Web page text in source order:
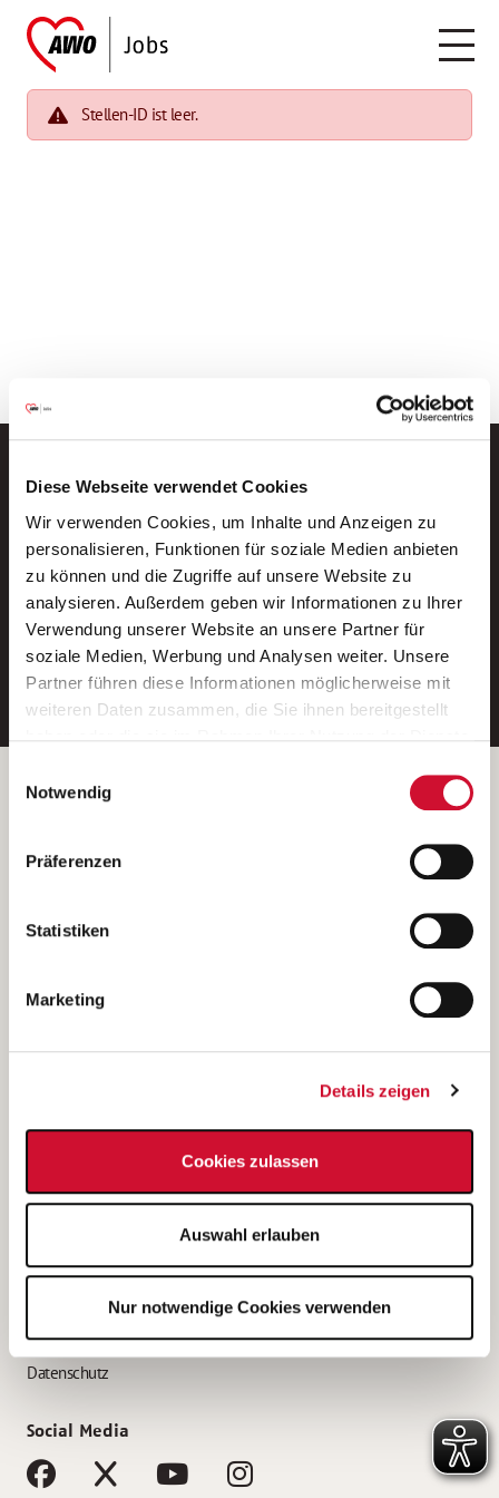
Diese Webseite verwendet Cookies
Wir verwenden Cookies, um Inhalte und Anzeigen zu
personalisieren, Funktionen für soziale Medien anbieten
zu können und die Zugriffe auf unsere Website zu
analysieren. Außerdem geben wir Informationen zu Ihrer
Verwendung unserer Website an unsere Partner für
soziale Medien, Werbung und Analysen weiter. Unsere
Partner führen diese Informationen möglicherweise mit
weiteren Daten zusammen, die Sie ihnen bereitgestellt
Wenn Sie auf „Cookies zulassen“ klicken, so stimmen
Sie der Speicherung sämtlicher Cookies zu. Sie können
Ihre Einwilligung selbstverständlich jederzeit widerrufen,
indem Sie die Cookie-Einstellungen aufrufen und diese
unsererDatenschutzerklärung
Notwendig
Präferenzen
Statistiken
Marketing
Details zeigen
Cookies zulassen
Auswahl erlauben
Nur notwendige Cookies verwenden
Stellen-ID ist leer.
Neue Stellen per E-Mail.
Ein kostenloser Service von AWO
Jobs.
E-Mail-Adresse eintragen
Betreiber der Webseite
Kantstraße 45a
(Ein Tochterunternehmen des AWO Bezirksverbandes Unterfranken
e.V.)
Bewerbung als Altenpflegehelfer*in
Bewerbung als Erzieher*in
AWO Gliederungen nach Bundesland
Impressum
Datenschutz
Social Media